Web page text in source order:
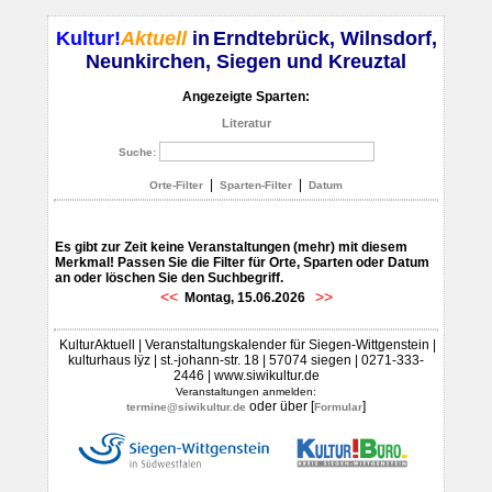
Kultur!Aktuellin Erndtebrück, Wilnsdorf,
Neunkirchen, Siegen und Kreuztal
Angezeigte Sparten:
Literatur
Suche:
Orte-Filter Sparten-Filter Datum
Es gibt zur Zeit keine Veranstaltungen (mehr) mit diesem
Merkmal! Passen Sie die Filter für Orte, Sparten oder Datum
an oder löschen Sie den Suchbegriff.
<< Montag, 15.06.2026 >>
KulturAktuell | Veranstaltungskalender für Siegen-Wittgenstein |
kulturhaus lÿz | st.-johann-str. 18 | 57074 siegen | 0271-333-
2446 | www.siwikultur.de
Veranstaltungen anmelden:
termine@siwikultur.de oder über [Formular]